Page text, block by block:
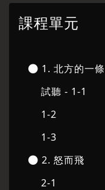
課程單元
1. 北方的一
試聽 - 1-1
1-2
1-3
2. 怒而飛
2-1